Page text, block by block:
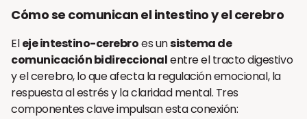
Cómo se comunican el intestino y el cerebro
Eleje intestino-cerebroes unsistema de
comunicación bidireccionalentre el tracto digestivo
y el cerebro, lo que afecta la regulación emocional, la
respuesta al estrés y la claridad mental. Tres
componentes clave impulsan esta conexión: